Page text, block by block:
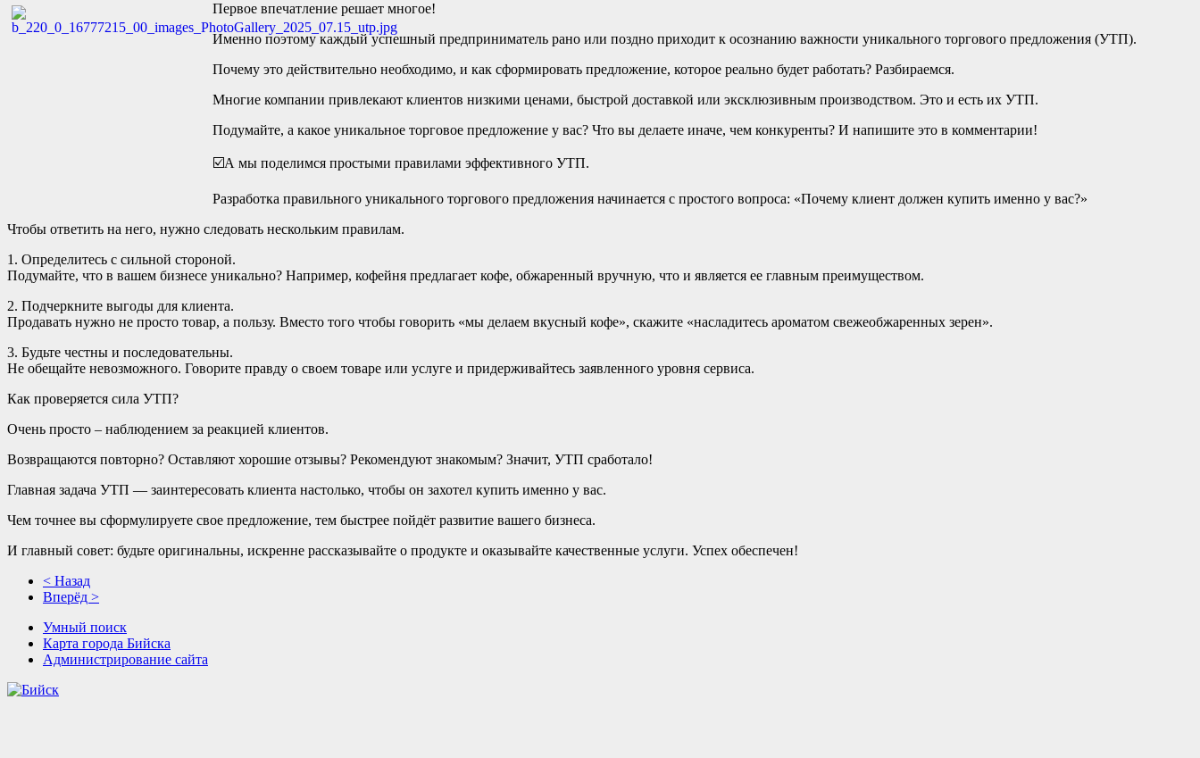
Первое впечатление решает многое!
Именно поэтому каждый успешный предприниматель рано или поздно приходит к осознанию важности уникального торгового предложения (УТП).
Почему это действительно необходимо, и как сформировать предложение, которое реально будет работать? Разбираемся.
Многие компании привлекают клиентов низкими ценами, быстрой доставкой или эксклюзивным производством. Это и есть их УТП.
Подумайте, а какое уникальное торговое предложение у вас? Что вы делаете иначе, чем конкуренты? И напишите это в комментарии!
☑️А мы поделимся простыми правилами эффективного УТП.
Разработка правильного уникального торгового предложения начинается с простого вопроса: «Почему клиент должен купить именно у вас?»
Чтобы ответить на него, нужно следовать нескольким правилам.
1. Определитесь с сильной стороной.
Подумайте, что в вашем бизнесе уникально? Например, кофейня предлагает кофе, обжаренный вручную, что и является ее главным преимуществом.
2. Подчеркните выгоды для клиента.
Продавать нужно не просто товар, а пользу. Вместо того чтобы говорить «мы делаем вкусный кофе», скажите «насладитесь ароматом свежеобжаренных зерен».
3. Будьте честны и последовательны.
Не обещайте невозможного. Говорите правду о своем товаре или услуге и придерживайтесь заявленного уровня сервиса.
Как проверяется сила УТП?
Очень просто – наблюдением за реакцией клиентов.
Возвращаются повторно? Оставляют хорошие отзывы? Рекомендуют знакомым? Значит, УТП сработало!
Главная задача УТП — заинтересовать клиента настолько, чтобы он захотел купить именно у вас.
Чем точнее вы сформулируете свое предложение, тем быстрее пойдёт развитие вашего бизнеса.
И главный совет: будьте оригинальны, искренне рассказывайте о продукте и оказывайте качественные услуги. Успех обеспечен!
< Назад
Вперёд >
Умный поиск
Карта города Бийска
Администрирование сайта